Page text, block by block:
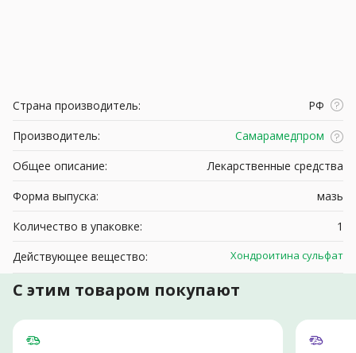
Страна производитель:
РФ
Производитель:
Самарамедпром
Общее описание:
Лекарственные средства
Форма выпуска:
мазь
Количество в упаковке:
1
Действующее вещество:
Хондроитина сульфат
С этим товаром покупают